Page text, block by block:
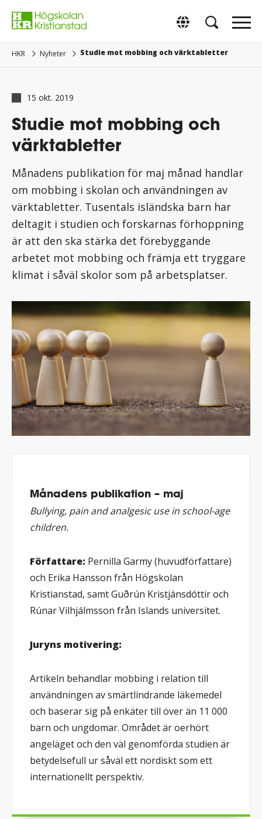
direkt
Switch to
HKR Nyheter Studie mot mobbing och värktabletter
15 okt. 2019
Studie mot mobbing och
värktabletter
Månadens publikation för maj månad handlar
om mobbing i skolan och användningen av
värktabletter. Tusentals isländska barn har
deltagit i studien och forskarnas förhoppning
är att den ska stärka det förebyggande
arbetet mot mobbing och främja ett tryggare
klimat i såväl skolor som på arbetsplatser.
Månadens publikation – maj
Bullying, pain and analgesic use in school-age
children.
Författare: Pernilla Garmy (huvudförfattare)
och Erika Hansson från Högskolan
Kristianstad, samt Guðrún Kristjánsdóttir och
Rúnar Vilhjálmsson från Islands universitet.
Juryns motivering:
Artikeln behandlar mobbing i relation till
användningen av smärtlindrande läkemedel
och baserar sig på enkäter till över än 11 000
barn och ungdomar. Området är oerhört
angeläget och den väl genomförda studien är
betydelsefull ur såväl ett nordiskt som ett
internationellt perspektiv.